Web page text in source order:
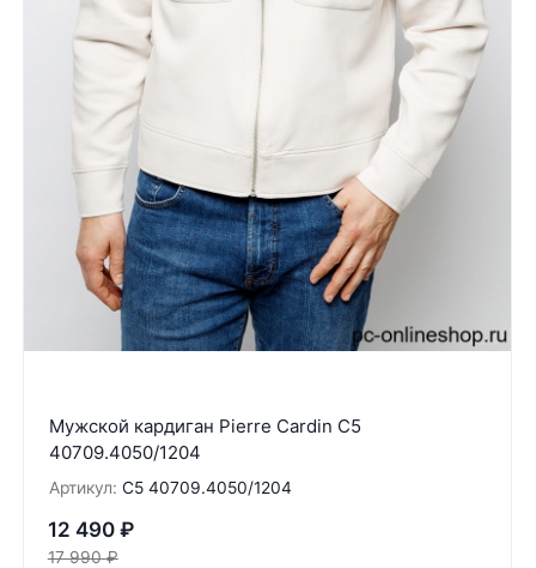
Мужской кардиган Pierre Cardin C5
40709.4050/1204
Артикул: C5 40709.4050/1204
12 490 ₽
17 990 ₽